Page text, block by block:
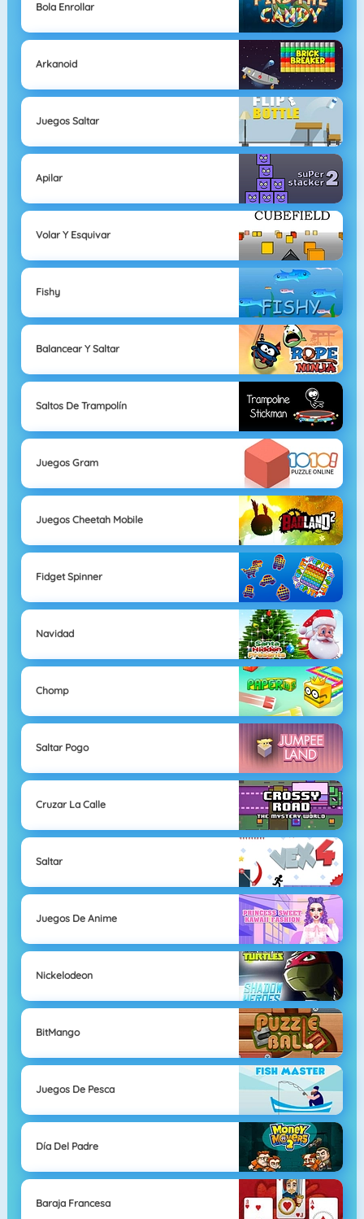
Bola Enrollar
Arkanoid
Juegos Saltar
Apilar
Volar Y Esquivar
Fishy
Balancear Y Saltar
Saltos De Trampolín
Juegos Gram
Juegos Cheetah Mobile
Fidget Spinner
Navidad
Chomp
Saltar Pogo
Cruzar La Calle
Saltar
Juegos De Anime
Nickelodeon
BitMango
Juegos De Pesca
Día Del Padre
Baraja Francesa